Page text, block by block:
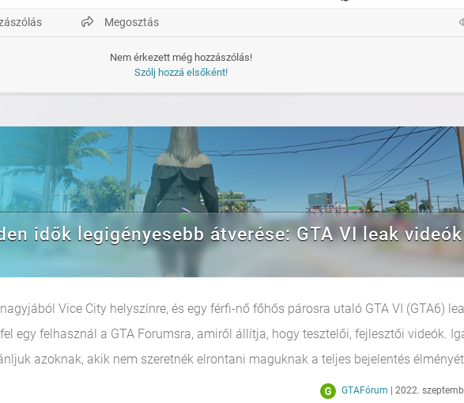
Megosztás
Nem érkezett még hozzászólás!
Szólj hozzá elsőként!
idők legigényesebb átverése: GTA VI leak videók
Vice City helyszínre, és egy férfi-nő főhős párosra utaló GTA VI (GTA6)
egy felhasznál a GTA Forumsra, amiről állítja, hogy tesztelői, fejlesztői videók.
azoknak, akik nem szeretnék elrontani maguknak a teljes bejelentés
GTAFórum | 2022.